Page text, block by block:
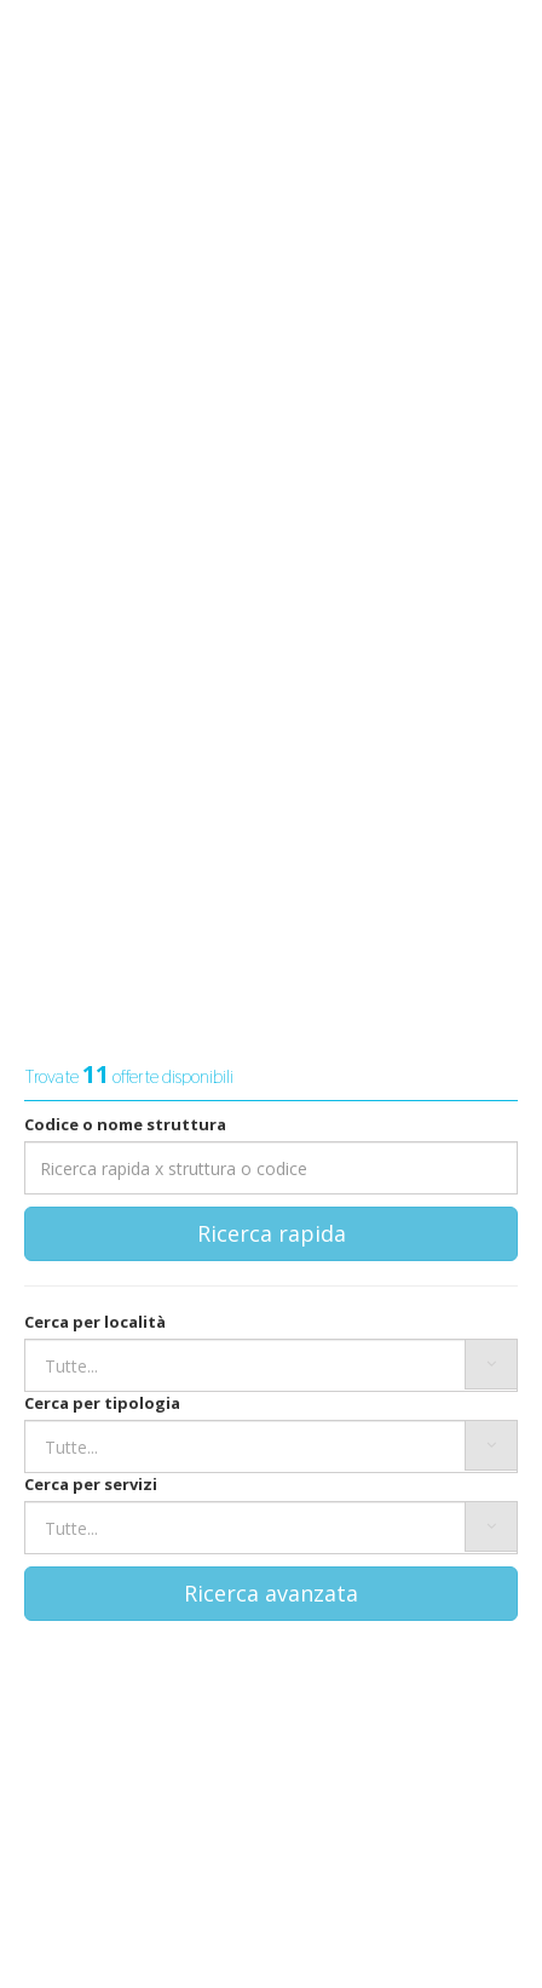
Trovate11 offerte disponibili
Codice o nome struttura
Ricerca rapida
Cerca per località
Cerca per tipologia
Cerca per servizi
Ricerca avanzata